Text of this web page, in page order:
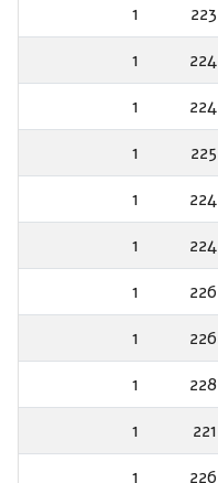
223
1
224
1
224
1
225
1
224
1
224
1
226
1
226
1
228
1
221
1
226
1